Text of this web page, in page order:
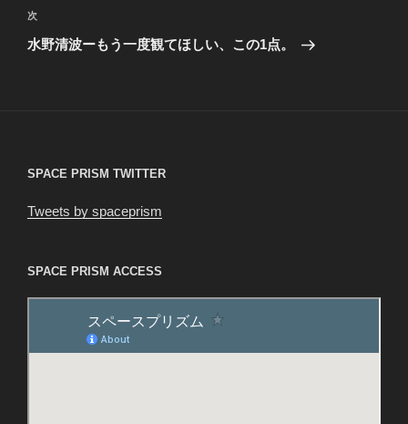
ビ
ゲ
稿
次
の
次
水野清波ーもう一度観てほしい、この1点。
SPACE PRISM TWITTER
Tweets by spaceprism
SPACE PRISM ACCESS